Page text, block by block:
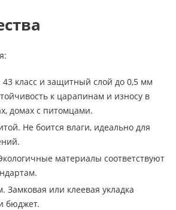
класс и защитный слой до 0,5 мм
к царапинам и износу в
домах с питомцами.
Не боится влаги, идеально для
материалы соответствуют
Замковая или клеевая укладка
бюджет.